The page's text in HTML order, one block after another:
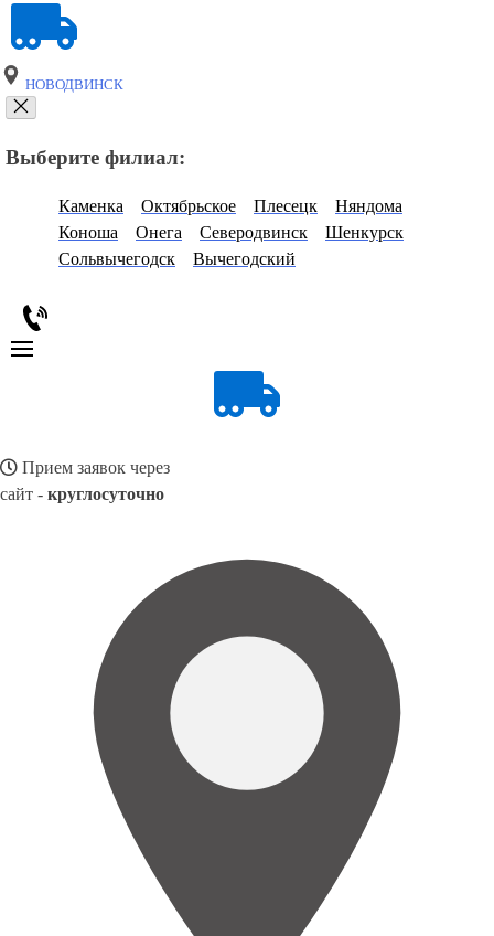
НОВОДВИНСК
Выберите филиал:
Каменка Октябрьское Плесецк
Няндома
Коноша
Онега Северодвинск
Шенкурск
Сольвычегодск
Вычегодский
Прием заявок через
сайт - круглосуточно